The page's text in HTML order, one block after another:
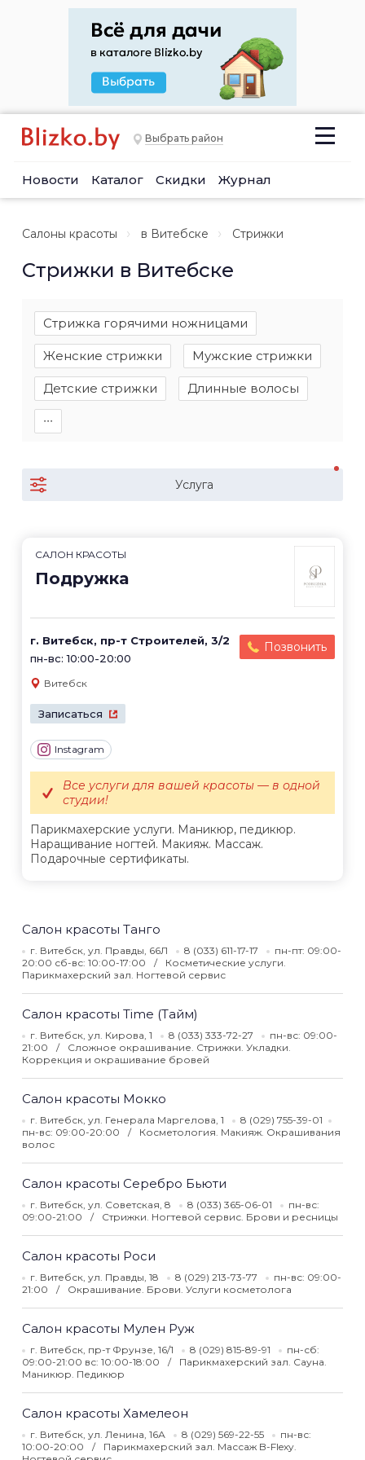
Выбрать район
Новости Каталог Скидки Журнал
Салоны красоты в Витебске Стрижки
Стрижки в Витебске
Стрижка горячими ножницами
Женские стрижки Мужские стрижки
Детские стрижки Длинные волосы
∙∙∙
Услуга
САЛОН КРАСОТЫ
Подружка
г. Витебск, пр-т Строителей, 3/2
пн-вс: 10:00-20:00
Позвонить
Витебск
Записаться
Instagram
Парикмахерские услуги. Маникюр, педикюр.
Наращивание ногтей. Макияж. Массаж.
Подарочные сертификаты.
Все услуги для вашей красоты — в одной
студии!
Салон красоты Танго
г. Витебск, ул. Правды, 66Л 8 (033) 611-17-17
пн-пт: 09:00-
20:00 сб-вс: 10:00-17:00
Косметические услуги.
Парикмахерский зал. Ногтевой сервис
Салон красоты Time (Тайм)
г. Витебск, ул. Кирова, 1 8 (033) 333-72-27
пн-вс: 09:00-
21:00
Сложное окрашивание. Стрижки. Укладки.
Коррекция и окрашивание бровей
Салон красоты Мокко
г. Витебск, ул. Генерала Маргелова, 1
8 (029) 755-39-01
пн-вс: 09:00-20:00
Косметология. Макияж. Окрашивания
волос
Салон красоты Серебро Бьюти
г. Витебск, ул. Советская, 8 8 (033) 365-06-01
пн-вс:
09:00-21:00
Стрижки. Ногтевой сервис. Брови и ресницы
Салон красоты Роси
г. Витебск, ул. Правды, 18 8 (029) 213-73-77
пн-вс: 09:00-
21:00
Окрашивание. Брови. Услуги косметолога
Салон красоты Мулен Руж
г. Витебск, пр-т Фрунзе, 16/1 8 (029) 815-89-91
пн-сб:
09:00-21:00 вс: 10:00-18:00
Парикмахерский зал. Сауна.
Маникюр. Педикюр
Салон красоты Хамелеон
г. Витебск, ул. Ленина, 16А 8 (029) 569-22-55
пн-вс:
10:00-20:00
Парикмахерский зал. Массаж B-Flexy.